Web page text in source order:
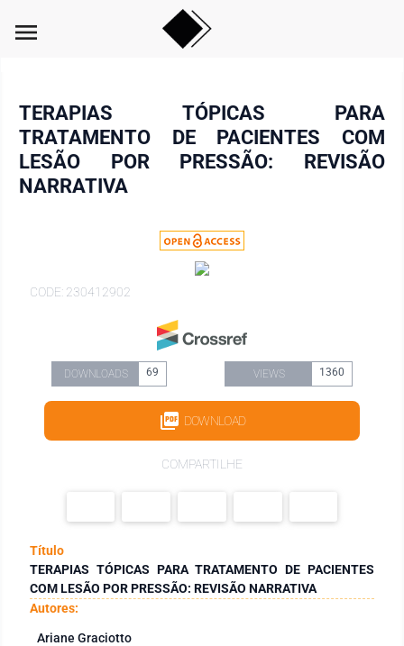
menu
TERAPIAS TÓPICAS PARA
TRATAMENTO DE PACIENTES COM
LESÃO POR PRESSÃO: REVISÃO
NARRATIVA
CODE: 230412902
DOWNLOADS 69 VIEWS 1360
DOWNLOAD
COMPARTILHE
Título
TERAPIAS TÓPICAS PARA TRATAMENTO DE PACIENTES
COM LESÃO POR PRESSÃO: REVISÃO NARRATIVA
Autores:
Ariane Graciotto